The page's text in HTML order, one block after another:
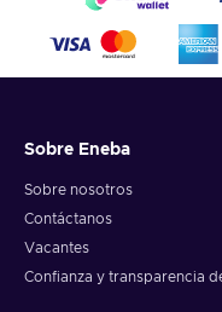
Sobre Eneba
Sobre nosotros
Contáctanos
Vacantes
Confianza y transparencia